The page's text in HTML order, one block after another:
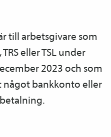
till arbetsgivare som
eller TSL under
2023 och som
något bankkonto eller